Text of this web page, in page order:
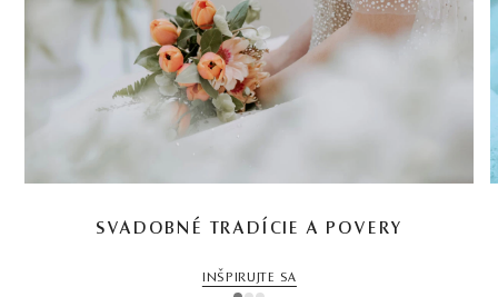
SVADOBNÉ TRADÍCIE A POVERY
INŠPIRUJTE SA